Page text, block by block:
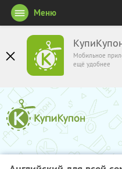
Мобильное
ещё удобнее
Меню